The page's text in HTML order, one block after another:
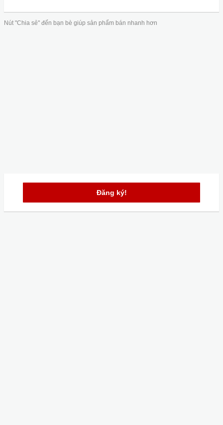
Nút "Chia sẻ" đến bạn bè giúp sản phẩm bán nhanh hơn
Đăng ký!